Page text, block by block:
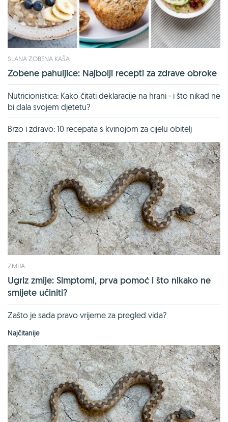
SLANA ZOBENA KAŠA
Zobene pahuljice: Najbolji recepti za zdrave obroke
Nutricionistica: Kako čitati deklaracije na hrani - i što nikad ne
bi dala svojem djetetu?
Brzo i zdravo: 10 recepata s kvinojom za cijelu obitelj
ZMIJA
Ugriz zmije: Simptomi, prva pomoć i što nikako ne
smijete učiniti?
Zašto je sada pravo vrijeme za pregled vida?
Najčitanije